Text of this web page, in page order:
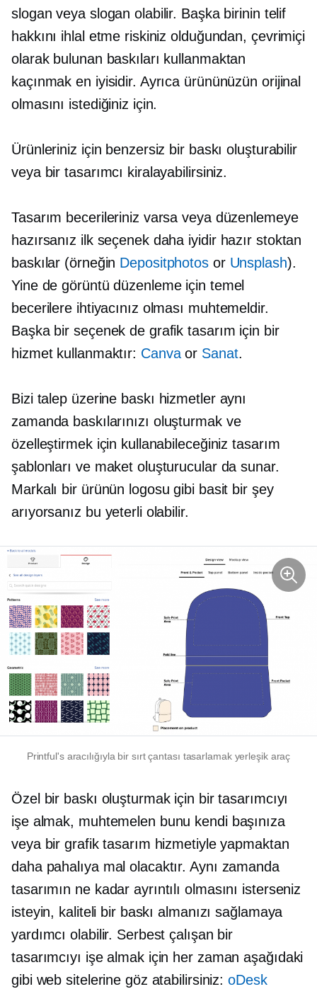
slogan veya slogan olabilir. Başka birinin telif
hakkını ihlal etme riskiniz olduğundan, çevrimiçi
olarak bulunan baskıları kullanmaktan
kaçınmak en iyisidir. Ayrıca ürününüzün orijinal
olmasını istediğiniz için.
Ürünleriniz için benzersiz bir baskı oluşturabilir
veya bir tasarımcı kiralayabilirsiniz.
Tasarım becerileriniz varsa veya düzenlemeye
hazırsanız ilk seçenek daha iyidir hazır stoktan
baskılar (örneğin Depositphotosor Unsplash).
Yine de görüntü düzenleme için temel
becerilere ihtiyacınız olması muhtemeldir.
Başka bir seçenek de grafik tasarım için bir
hizmet kullanmaktır: Canvaor Sanat.
Bizi talep üzerine baskı hizmetler aynı
zamanda baskılarınızı oluşturmak ve
özelleştirmek için kullanabileceğiniz tasarım
şablonları ve maket oluşturucular da sunar.
Markalı bir ürünün logosu gibi basit bir şey
arıyorsanız bu yeterli olabilir.
Printful's aracılığıyla bir sırt çantası tasarlamak yerleşikaraç
Özel bir baskı oluşturmak için bir tasarımcıyı
işe almak, muhtemelen bunu kendi başınıza
veya bir grafik tasarım hizmetiyle yapmaktan
daha pahalıya mal olacaktır. Aynı zamanda
tasarımın ne kadar ayrıntılı olmasını isterseniz
isteyin, kaliteli bir baskı almanızı sağlamaya
yardımcı olabilir. Serbest çalışan bir
tasarımcıyı işe almak için her zaman aşağıdaki
gibi web sitelerine göz atabilirsiniz:oDesk